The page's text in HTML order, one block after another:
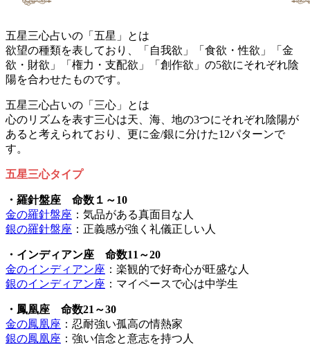
五星三心占いの「五星」とは
欲望の種類を表しており、「自我欲」「食欲・性欲」「金
欲・財欲」「権力・支配欲」「創作欲」の5欲にそれぞれ陰
陽を合わせたものです。
五星三心占いの「三心」とは
心のリズムを表す三心は天、海、地の3つにそれぞれ陰陽が
あると考えられており、更に金/銀に分けた12パターンで
す。
五星三心タイプ
・羅針盤座 命数１～10
金の羅針盤座 ：気品がある真面目な人
銀の羅針盤座 ：正義感が強く礼儀正しい人
・インディアン座 命数11～20
金のインディアン座 ：楽観的で好奇心が旺盛な人
銀のインディアン座 ：マイペースで心は中学生
・鳳凰座 命数21～30
金の鳳凰座 ：忍耐強い孤高の情熱家
銀の鳳凰座 ：強い信念と意志を持つ人